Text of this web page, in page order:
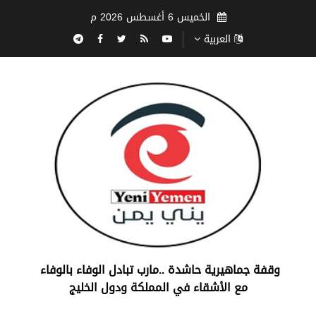
الخميس 6 أغسطس 2026 م
العربية
‏وقفة جماهيرية حاشدة ..مارب ‏تبادل الوفاء بالوفاء ‏
مع الأشقاء في المملكة ودول الخليج